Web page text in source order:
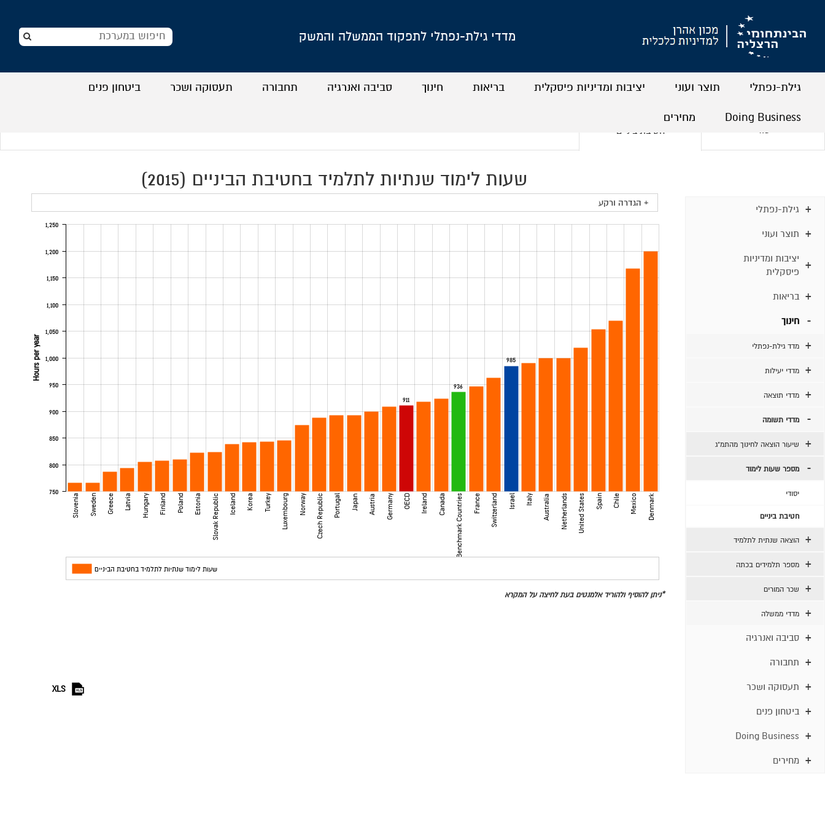
מדדי גילת-נפתלי לתפקוד הממשלה והמשק
גילת-נפתלי תוצר ועוני יציבות ומדיניות פיסקלית בריאות חינוך סביבה ואנרגיה תחבורה תעסוקה ושכר ביטחון פנים
Doing Business מחירים
יסודי חטיבת ביניים
גילת-נפתלי
תוצר ועוני
יציבות ומדיניות
פיסקלית
בריאות
חינוך
מדד גילת-נפתלי
מדדי יעילות
מדדי תוצאה
מדדי תשומה
שיעור הוצאה לחינוך מהתמ"ג
מספר שעות לימוד
יסודי
חטיבת ביניים
הוצאה שנתית לתלמיד
מספר תלמידים בכתה
שכר המורים
מדדי ממשלה
סביבה ואנרגיה
תחבורה
תעסוקה ושכר
ביטחון פנים
Doing Business
מחירים
שעות לימוד שנתיות לתלמיד בחטיבת הביניים (2015)
+ הגדרה ורקע
911
936
985
Slovenia Sweden Greece Latvia Hungary Finland Poland Estonia Slovak Republic Iceland Korea Turkey Luxembourg Norway Czech Republic Portugal Japan Austria Germany OECD Ireland Canada Benchmark Countries France Switzerland Israel Italy Australia Netherlands United States Spain Chile Mexico Denmark
750
800
850
900
950
1,000
1,050
1,100
1,150
1,200
1,250
Hours per year
שעות לימוד שנתיות לתלמיד בחטיבת הביניים
*ניתן להוסיף ולהוריד אלמנטים בעת לחיצה על המקרא
XLS